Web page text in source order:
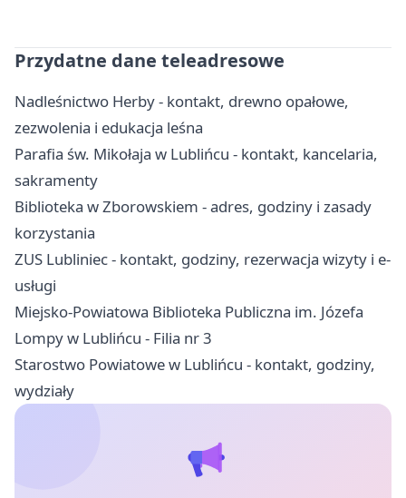
Przydatne dane teleadresowe
Nadleśnictwo Herby - kontakt, drewno opałowe,
zezwolenia i edukacja leśna
Parafia św. Mikołaja w Lublińcu - kontakt, kancelaria,
sakramenty
Biblioteka w Zborowskiem - adres, godziny i zasady
korzystania
ZUS Lubliniec - kontakt, godziny, rezerwacja wizyty i e-
usługi
Miejsko-Powiatowa Biblioteka Publiczna im. Józefa
Lompy w Lublińcu - Filia nr 3
Starostwo Powiatowe w Lublińcu - kontakt, godziny,
wydziały